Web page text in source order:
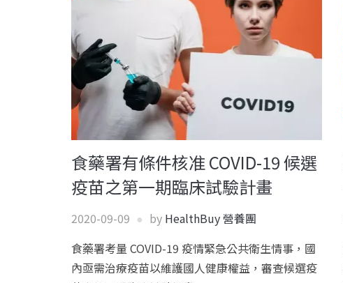
食藥署有條件核准 COVID-19 候選
疫苗之第一期臨床試驗計畫
2020-09-09 by HealthBuy 營養團
食藥署考量 COVID-19 疫情緊急公共衛生情事，國
內亟需治療疫苗以維護國人健康權益，審查候選疫